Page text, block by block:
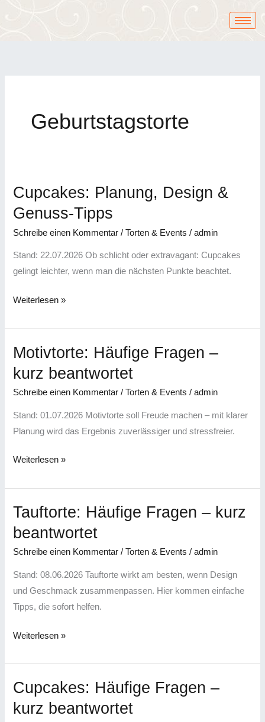
Geburtstagstorte
Cupcakes: Planung, Design &
Genuss-Tipps
Schreibe einen Kommentar /Torten & Events /admin
Stand: 22.07.2026 Ob schlicht oder extravagant: Cupcakes
gelingt leichter, wenn man die nächsten Punkte beachtet.
Cupcakes:
Design
&
Genuss-
Tipps
Weiterlesen »
Motivtorte: Häufige Fragen –
kurz beantwortet
Schreibe einen Kommentar /Torten & Events /admin
Stand: 01.07.2026 Motivtorte soll Freude machen – mit klarer
Planung wird das Ergebnis zuverlässiger und stressfreier.
Motivtorte:
Häufige
Fragen
–
kurz
beantwortet
Weiterlesen »
Tauftorte: Häufige Fragen – kurz
beantwortet
Schreibe einen Kommentar /Torten & Events /admin
Stand: 08.06.2026 Tauftorte wirkt am besten, wenn Design
und Geschmack zusammenpassen. Hier kommen einfache
Tipps, die sofort helfen.
Tauftorte:
Häufige
Fragen
–
kurz
beantwortet
Weiterlesen »
Cupcakes: Häufige Fragen –
kurz beantwortet
Cupcakes:
Häufige
Fragen